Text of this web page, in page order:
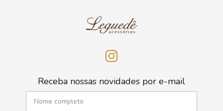
Receba nossas novidades por e-mail